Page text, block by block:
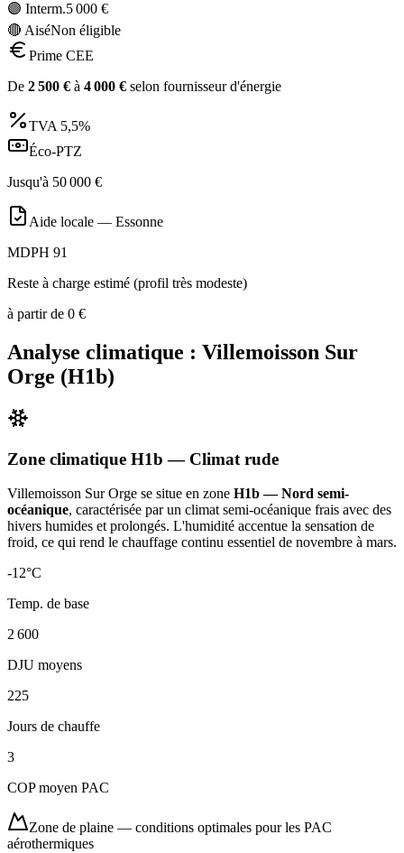
🟣 Interm.5 000 €
🔴 AiséNon éligible
Prime CEE
De 2 500 € à 4 000 € selon fournisseur d'énergie
TVA 5,5%
Éco-PTZ
Jusqu'à 50 000 €
Aide locale — Essonne
MDPH 91
Reste à charge estimé (profil très modeste)
à partir de 0 €
Analyse climatique : Villemoisson Sur
Orge (H1b)
Zone climatique H1b — Climat rude
Villemoisson Sur Orge se situe en zone H1b — Nord semi-
océanique, caractérisée par un climat semi-océanique frais avec des
hivers humides et prolongés. L'humidité accentue la sensation de
froid, ce qui rend le chauffage continu essentiel de novembre à mars.
-12°C
Temp. de base
2 600
DJU moyens
225
Jours de chauffe
3
COP moyen PAC
Zone de plaine — conditions optimales pour les PAC
aérothermiques